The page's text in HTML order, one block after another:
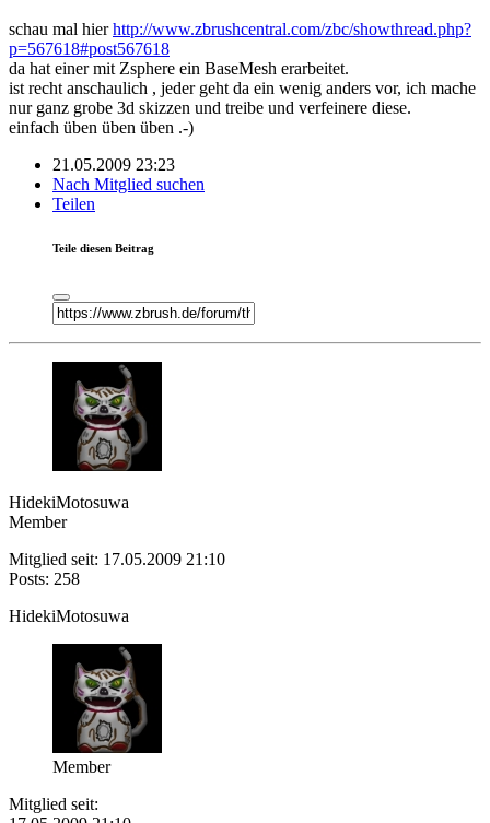
schau mal hierhttp://www.zbrushcentral.com/zbc/showthread.php?
p=567618#post567618
da hat einer mit Zsphere ein BaseMesh erarbeitet.
ist recht anschaulich , jeder geht da ein wenig anders vor, ich mache
nur ganz grobe 3d skizzen und treibe und verfeinere diese.
einfach üben üben üben .-)
21.05.2009 23:23
Nach Mitglied suchen
Teilen
Teile diesen Beitrag
HidekiMotosuwa
Member
Mitglied seit: 17.05.2009 21:10
Posts: 258
HidekiMotosuwa
Member
Mitglied seit: